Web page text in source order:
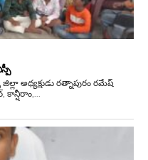
అధ్యక్షుడు రత్నాపురం రమేష్
కాన్షీరాం,...